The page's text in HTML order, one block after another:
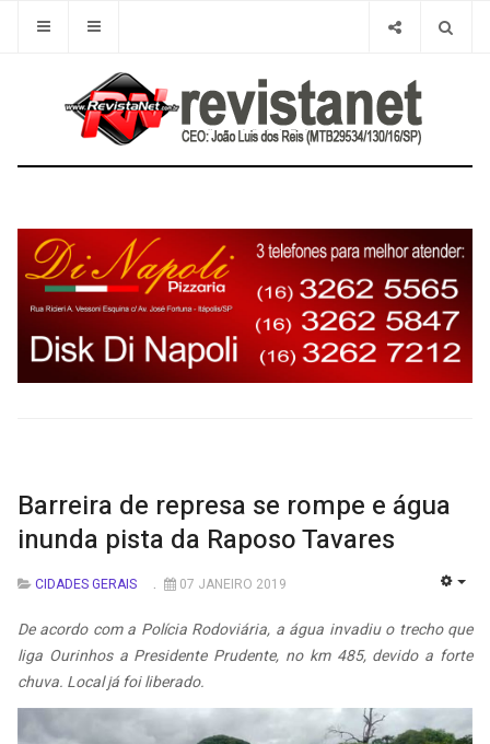
Barreira de represa se rompe e água
inunda pista da Raposo Tavares
CIDADES GERAIS 07 JANEIRO 2019
De acordo com a Polícia Rodoviária, a água invadiu o trecho que
liga Ourinhos a Presidente Prudente, no km 485, devido a forte
chuva. Local já foi liberado.